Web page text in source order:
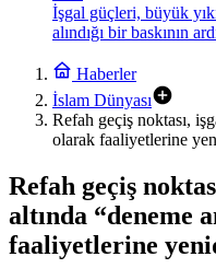
İşgal güçleri, büyük
alındığı bir baskının
Haberler
İslam Dünyası
Refah geçiş noktası,
olarak faaliyetlerine
Refah geçiş
altında “deneme
faaliyetlerine